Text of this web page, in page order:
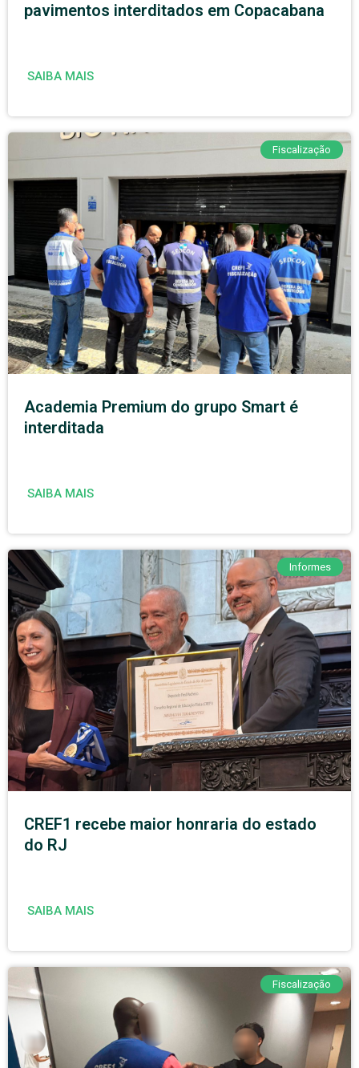
pavimentos interditados em Copacabana
SAIBA MAIS
Fiscalização
Academia Premium do grupo Smart é
interditada
SAIBA MAIS
Informes
CREF1 recebe maior honraria do estado
do RJ
SAIBA MAIS
Fiscalização